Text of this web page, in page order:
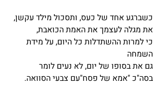
כשברגע אחד של כעס, ותסכול מילד עקשן,
את מגלה לעצמך את האמת הכואבת,
כי למרות ההשתדלות כל היום, על מידת
השמחה
גם את בסופו של יום, לא נעים לומר
בסה"כ "אמא של פסח"עם צבעי הסוואה.